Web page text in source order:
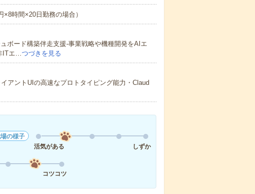
時間×20日勤務の場合）
ボード構築伴走支援-事業戦略や機種開発をAIエ
ITエ…つづきを見る
アントUIの高速なプロトタイピング能力・Claud
の様子
活気がある
しずか
コツコツ